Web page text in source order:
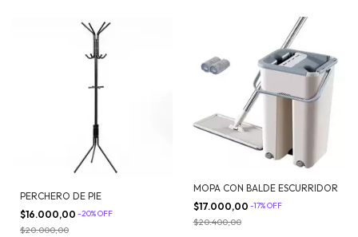
PERCHERO DE PIE
$16.000,00 -20%OFF
$20.000,00
MOPA CON BALDE ESCURRIDOR
$17.000,00 -17%OFF
$20.400,00